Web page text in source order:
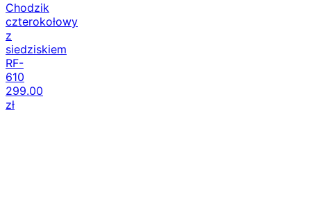
Chodzik
czterokołowy
z
siedziskiem
RF-
610
299.00
zł